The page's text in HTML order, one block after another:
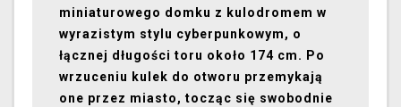
miniaturowego domku z kulodromem w
wyrazistym stylu cyberpunkowym, o
łącznej długości toru około 174 cm. Po
wrzuceniu kulek do otworu przemykają
one przez miasto, tocząc się swobodnie